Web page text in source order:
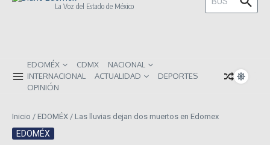
La Voz del Estado de México
EDOMÉX CDMX
NACIONAL
INTERNACIONAL
ACTUALIDAD
DEPORTES
OPINIÓN
Inicio / EDOMÉX / Las lluvias dejan dos muertos en Edomex
EDOMÉX